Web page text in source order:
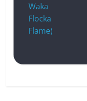
Waka
Flocka
Flame)